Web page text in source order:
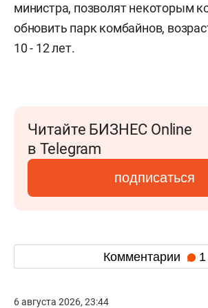
министра, позволят некоторым
обновить парк комбайнов,
10 - 12 лет.
Читайте БИЗНЕС Online
в Telegram
подписаться
Комментарии 1
6 августа 2026, 23:44